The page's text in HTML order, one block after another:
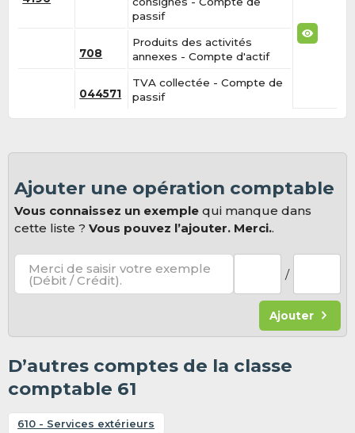
passif
708
Produits des activités
annexes - Compte d'actif
044571
TVA collectée - Compte de
passif
Ajouter une opération comptable
Vous connaissez un exemple qui manque dans
cette liste ?Vous pouvez l’ajouter. Merci..
Merci de saisir votre exemple
(Débit / Crédit). /
Ajouter
D’autres comptes de la classe
comptable 61
610 - Services extérieurs